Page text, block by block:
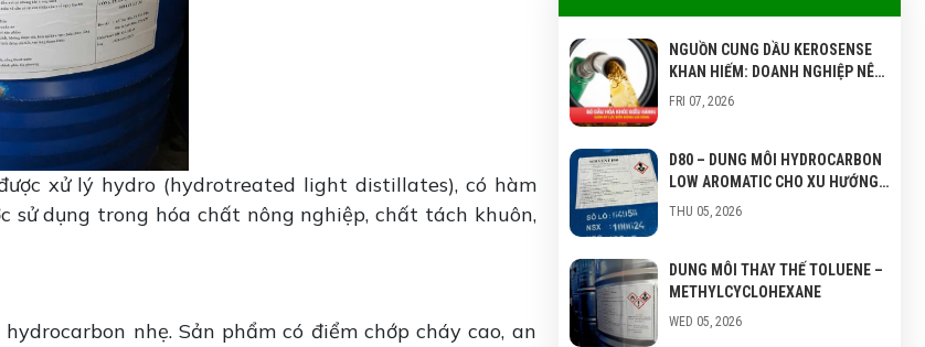
xử lý hydro (hydrotreated light distillates), có hàm
sử dụng trong hóa chất nông nghiệp, chất tách khuôn,
nhẹ. Sản phẩm có điểm chớp cháy cao, an
NGUỒN CUNG DẦU KEROSENSE
KHAN HIẾM: DOANH NGHIỆP NÊN
CHUẨN BỊ GIẢI PHÁP THAY THẾ
FRI 07, 2026
D80 – DUNG MÔI HYDROCARBON
LOW AROMATIC CHO XU HƯỚNG
CÔNG NGHIỆP XANH
THU 05, 2026
DUNG MÔI THAY THẾ TOLUENE –
METHYLCYCLOHEXANE
WED 05, 2026